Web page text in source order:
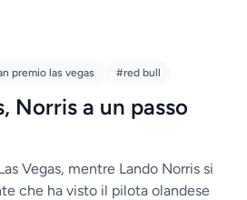
premio las vegas #red bull
Norris a un passo
Vegas, mentre Lando Norris si
che ha visto il pilota olandese